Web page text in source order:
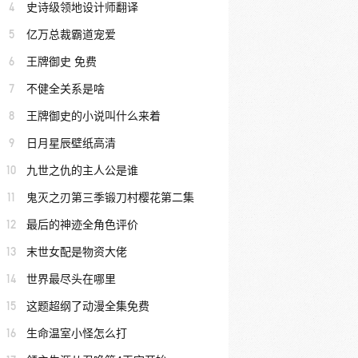
4 史诗级领地设计师翻译
5 亿万总裁霸道宠爱
6 王牌御史 免费
7 不健全关系是啥
8 王牌御史的小说叫什么来着
9 日月星辰壁纸高清
10 九世之仇的主人公是谁
11 鬼灭之刃第三季锻刀村樱花第二集
12 最后的神迹全角色评价
13 末世女配是物资大佬
14 世界最尽头在哪里
15 这题超纲了动漫全集免费
16 生命温室小怪怎么打